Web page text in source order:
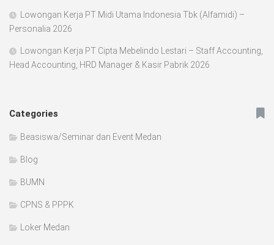
Lowongan Kerja PT Midi Utama Indonesia Tbk (Alfamidi) –
Personalia 2026
Lowongan Kerja PT Cipta Mebelindo Lestari – Staff Accounting,
Head Accounting, HRD Manager & Kasir Pabrik 2026
Categories
Beasiswa/Seminar dan Event Medan
Blog
BUMN
CPNS & PPPK
Loker Medan